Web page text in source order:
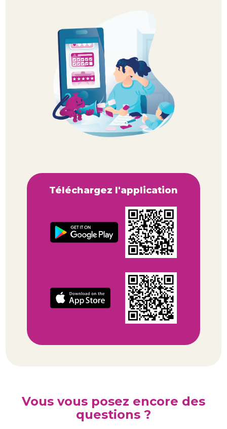
Téléchargez l'application
Vous vous posez encore des
questions ?